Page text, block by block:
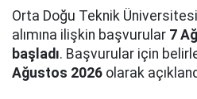
Orta Doğu Teknik
alımına ilişkin başvurular 7
başladı. Başvurular için
Ağustos 2026 olarak